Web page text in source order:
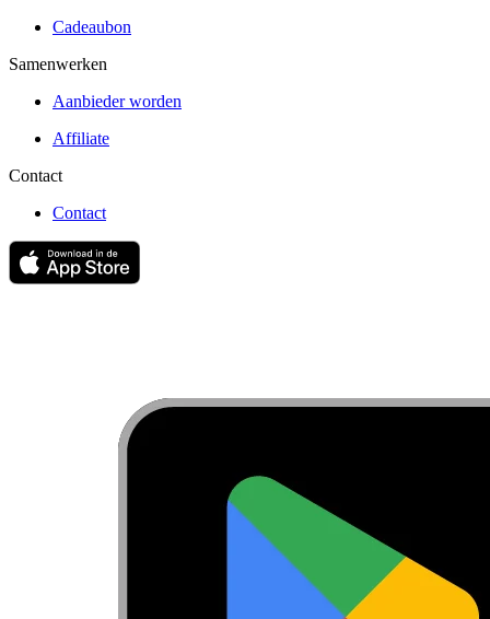
Cadeaubon
Samenwerken
Aanbieder worden
Affiliate
Contact
Contact